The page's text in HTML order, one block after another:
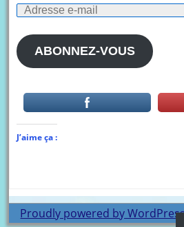
Adresse
mail
ABONNEZ-VOUS
J’aime ça :
Proudly powered by